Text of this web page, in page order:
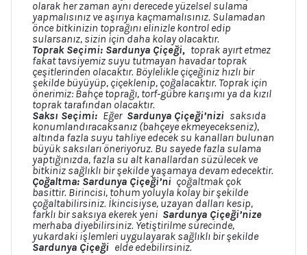
olarak her zaman aynı derecede yüzelsel sulama
yapmalısınız ve aşırıya kaçmamalısınız. Sulamadan
önce bitkinizin toprağını elinizle kontrol edip
sularsanız, sizin için daha kolay olacaktır.
Toprak Seçimi: Sardunya Çiçeği, toprak ayırt etmez
fakat tavsiyemiz suyu tutmayan havadar toprak
çeşitlerinden olacaktır. Böylelikle çiçeğiniz hızlı bir
şekilde büyüyüp, çiçeklenip, çoğalacaktır. Toprak için
önerimiz: Bahçe toprağı, torf-gübre karışımı ya da kızıl
toprak tarafından olacaktır.
Saksı Seçimi: Eğer Sardunya Çiçeği’nizi saksıda
konumlandıracaksanız (bahçeye ekmeyecekseniz),
altında fazla suyu tahliye edecek su kanalları bulunan
büyük saksıları öneriyoruz. Bu sayede fazla sulama
yaptığınızda, fazla su alt kanallardan süzülecek ve
bitkiniz sağlıklı bir şekilde yaşamaya devam edecektir.
Çoğaltma: Sardunya Çiçeği’ni çoğaltmak çok
basittir. Birincisi, tohum yoluyla kolay bir şekilde
çoğaltabilirsiniz. İkincisiyse, uzayan dalları kesip,
farklı bir saksıya ekerek yeni Sardunya Çiçeği’nize
merhaba diyebilirsiniz. Yetiştirilme sürecinde,
yukardaki işlemleri uygulayarak sağlıklı bir şekilde
Sardunya Çiçeği elde edebilirsiniz.